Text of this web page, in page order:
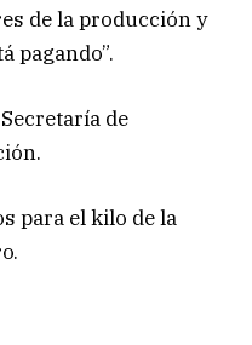
de la producción y
pagando”.
de
para el kilo de la